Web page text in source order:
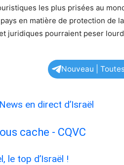
les plus prisées au
en matière de protection de
juridiques pourraient peser
Nouveau |
en direct d’Israël
cache - CQVC
le top d’Israël !